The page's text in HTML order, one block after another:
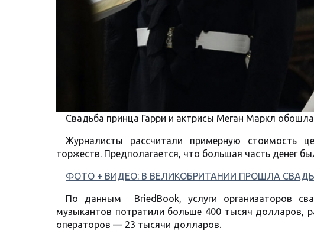
Свадьба принца Гарри и актрисы Меган Маркл
Журналисты рассчитали примерную стоимость
торжеств. Предполагается, что большая часть денег
ФОТО + ВИДЕО: В ВЕЛИКОБРИТАНИИ ПРОШЛА
По данным BriedBook, услуги организаторов
музыкантов потратили больше 400 тысяч долларов,
операторов — 23 тысячи долларов.